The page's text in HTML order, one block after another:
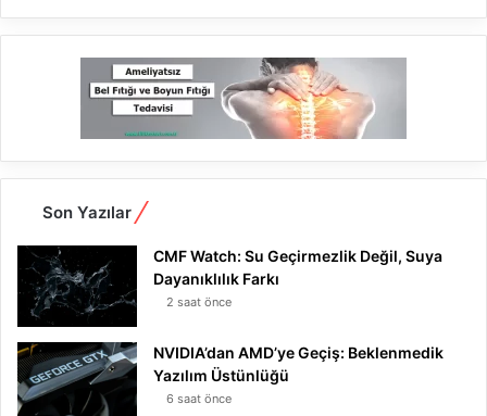
Son Yazılar
CMF Watch: Su Geçirmezlik Değil, Suya
Dayanıklılık Farkı
2 saat önce
NVIDIA’dan AMD’ye Geçiş: Beklenmedik
Yazılım Üstünlüğü
6 saat önce